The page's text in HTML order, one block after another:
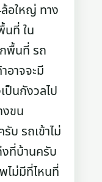
อใหญ่ ทาง
นที่ ใน
กพื้นที่ รถ
อาจจะมี
นกังวลไป
งขน
บ รถเข้าไม่
งที่บ้านครับ
ไม่มีที่ไหนที่